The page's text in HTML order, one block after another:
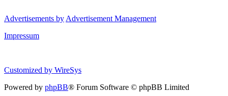
Advertisements byAdvertisement Management
Impressum
Customized by WireSys
Powered by phpBB® Forum Software © phpBB Limited